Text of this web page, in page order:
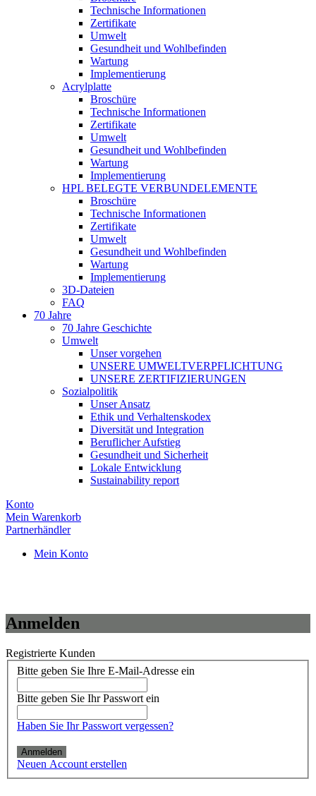
Technische Informationen
Zertifikate
Umwelt
Gesundheit und Wohlbefinden
Wartung
Implementierung
Acrylplatte
Broschüre
Technische Informationen
Zertifikate
Umwelt
Gesundheit und Wohlbefinden
Wartung
Implementierung
HPL BELEGTE VERBUNDELEMENTE
Broschüre
Technische Informationen
Zertifikate
Umwelt
Gesundheit und Wohlbefinden
Wartung
Implementierung
3D-Dateien
FAQ
70 Jahre
70 Jahre Geschichte
Umwelt
Unser vorgehen
UNSERE UMWELTVERPFLICHTUNG
UNSERE ZERTIFIZIERUNGEN
Sozialpolitik
Unser Ansatz
Ethik und Verhaltenskodex
Diversität und Integration
Beruflicher Aufstieg
Gesundheit und Sicherheit
Lokale Entwicklung
Sustainability report
Konto
Mein Warenkorb
Partnerhändler
Mein Konto
Anmelden
Registrierte Kunden
Bitte geben Sie Ihre E-Mail-Adresse ein
Bitte geben Sie Ihr Passwort ein
Haben Sie Ihr Passwort vergessen?
Anmelden
Neuen Account erstellen